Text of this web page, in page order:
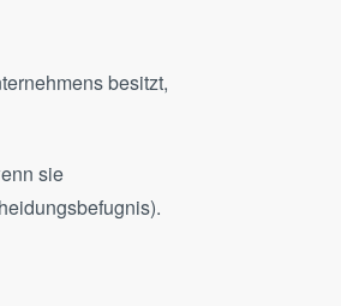
besitzt,
sie